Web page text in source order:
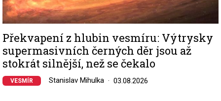
Překvapení z hlubin vesmíru: Výtrysky
supermasivních černých děr jsou až
stokrát silnější, než se čekalo
VESMÍR Stanislav Mihulka 03.08.2026